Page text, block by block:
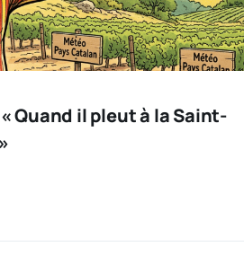
Quand il pleut à la Saint-